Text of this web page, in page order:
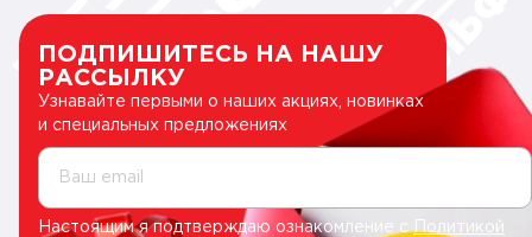
ПОДПИШИТЕСЬ НА НАШУ
РАССЫЛКУ
Узнавайте первыми о наших акциях, новинках
и специальных предложениях
Ваш email
Настоящим я подтверждаю ознакомление сПолитикой